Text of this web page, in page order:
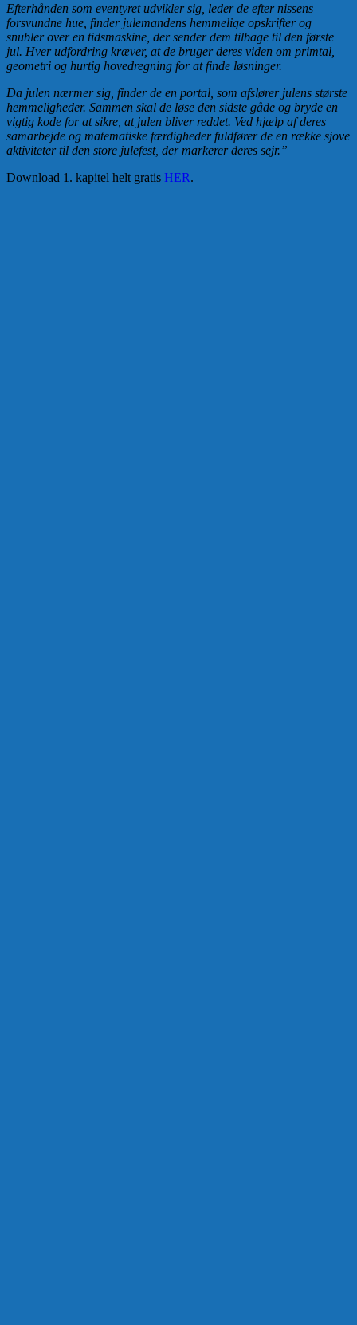
Efterhånden som eventyret udvikler sig, leder de efter nissens
forsvundne hue, finder julemandens hemmelige opskrifter og
snubler over en tidsmaskine, der sender dem tilbage til den første
jul. Hver udfordring kræver, at de bruger deres viden om primtal,
geometri og hurtig hovedregning for at finde løsninger.
Da julen nærmer sig, finder de en portal, som afslører julens største
hemmeligheder. Sammen skal de løse den sidste gåde og bryde en
vigtig kode for at sikre, at julen bliver reddet. Ved hjælp af deres
samarbejde og matematiske færdigheder fuldfører de en række sjove
aktiviteter til den store julefest, der markerer deres sejr.”
Download 1. kapitel helt gratis HER.